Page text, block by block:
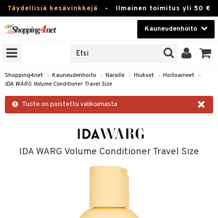
Täydellisiä kesävinkkejä - Ilmainen toimitus yli 50 €
Kauneudenhoito
Kauneudenhoito
Piilolinssit
Apteekki
Koti & Sisustus
Shopping4net » Kauneudenhoito » Naisille » Hiukset » Hoitoaineet »
IDA WARG Volume Conditioner Travel Size
×
Tuote on poistettu valikoimasta
IDA WARG Volume Conditioner Travel Size